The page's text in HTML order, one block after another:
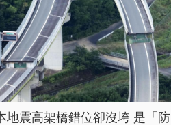
地震高架橋錯位卻沒垮 是「防